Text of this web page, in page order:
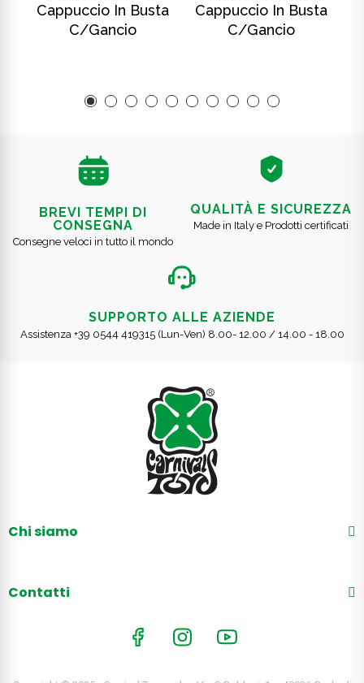
Cappuccio In Busta
C/gancio
Cappuccio In Busta
C/gancio
BREVI TEMPI DI
CONSEGNA
Consegne veloci in tutto il mondo
QUALITÀ E SICUREZZA
Made in Italy e Prodotti certificati
SUPPORTO ALLE AZIENDE
Assistenza +39 0544 419315 (Lun-Ven) 8.00- 12.00 / 14.00 - 18.00
Chi siamo
Contatti